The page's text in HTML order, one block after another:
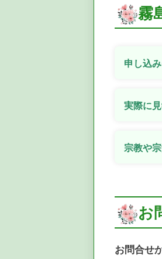
霧
申し込
実際に
宗教や
お
お問合せ